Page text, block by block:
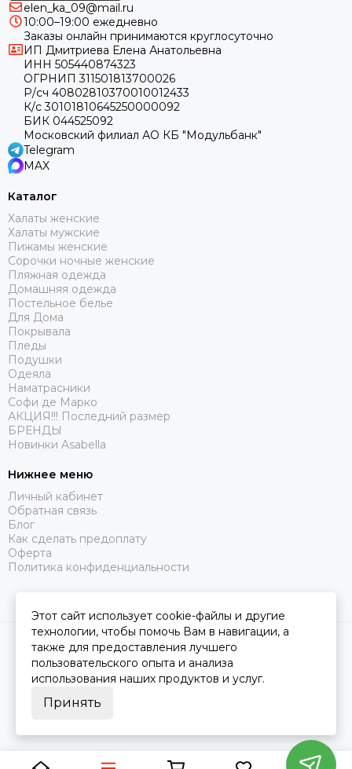
elen_ka_09@mail.ru
10:00–19:00 ежедневно
Заказы онлайн принимаются круглосуточно
ИП Дмитриева Елена Анатольевна
ИНН 505440874323
ОГРНИП 311501813700026
Р/сч 40802810370010012433
К/с 30101810645250000092
БИК 044525092
Московский филиал АО КБ "Модульбанк"
Telegram
MAX
Каталог
Халаты женские
Халаты мужские
Пижамы женские
Сорочки ночные женские
Пляжная одежда
Домашняя одежда
Постельное белье
Для Дома
Покрывала
Пледы
Подушки
Одеяла
Наматрасники
Софи де Марко
АКЦИЯ!!! Последний размер
БРЕНДЫ
Новинки Asabella
Нижнее меню
Личный кабинет
Обратная связь
Блог
Как сделать предоплату
Оферта
Политика конфиденциальности
2026 © Царство Сна.Карта сайта
Этот сайт использует cookie-файлы и другие
технологии, чтобы помочь Вам в навигации, а
также для предоставления лучшего
пользовательского опыта и анализа
использования наших продуктов и услуг.
Принять